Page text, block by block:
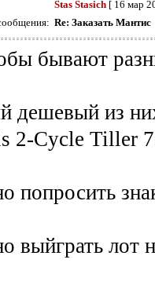
Stas Stasich[ 16 мар
Re: Заказать Мантис
бывают
дешевый из
2-Cycle Tiller
попросить
выйграть лот